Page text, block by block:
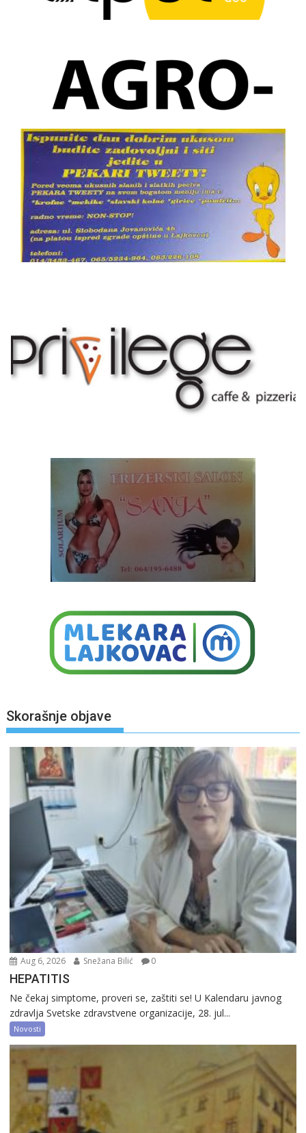
Skorašnje objave
Aug 6, 2026 Snežana Bilić 0
HEPATITIS
Ne čekaj simptome, proveri se, zaštiti se! U Kalendaru javnog
zdravlja Svetske zdravstvene organizacije, 28. jul...
Novosti